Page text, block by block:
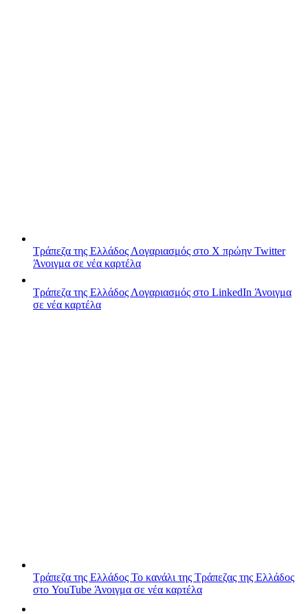
Τράπεζα της Ελλάδος Λογαριασμός στο X πρώην Twitter
Άνοιγμα σε νέα καρτέλα
Τράπεζα της Ελλάδος Λογαριασμός στο LinkedIn Άνοιγμα
σε νέα καρτέλα
Τράπεζα της Ελλάδος Το κανάλι της Τράπεζας της Ελλάδος
στο YouTube Άνοιγμα σε νέα καρτέλα